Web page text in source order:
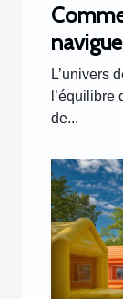
et
L’univers
de...